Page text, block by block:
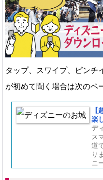
タップ、スワイプ、ピンチ
が初めて聞く場合は次のペ
【
楽
デ
ス
道
り
ニ